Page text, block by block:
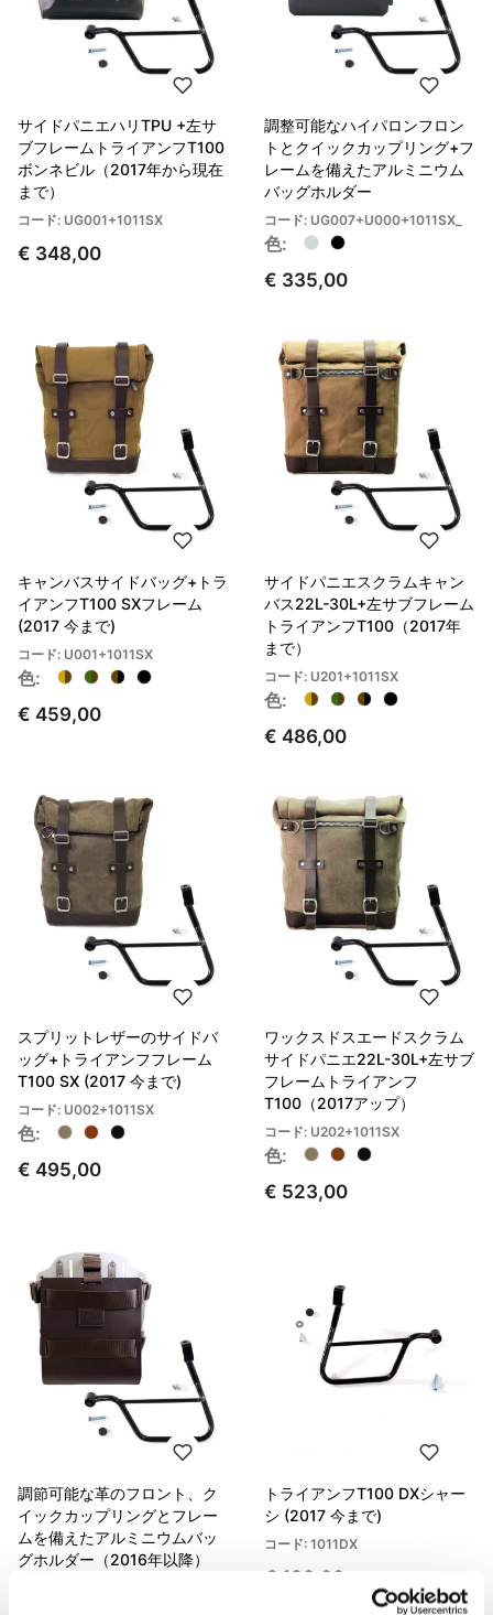
サイドパニエハリTPU +左サ
ブフレームトライアンフT100
ボンネビル（2017年から現在
まで）
コード: UG001+1011SX
€ 348,00
調整可能なハイパロンフロン
トとクイックカップリング+フ
レームを備えたアルミニウム
バッグホルダー
コード: UG007+U000+1011SX_
色:
€ 335,00
キャンバスサイドバッグ+トラ
イアンフT100 SXフレーム
(2017 今まで)
コード: U001+1011SX
色:
€ 459,00
サイドパニエスクラムキャン
バス22L-30L+左サブフレーム
トライアンフT100（2017年
まで）
コード: U201+1011SX
色:
€ 486,00
スプリットレザーのサイドバ
ッグ+トライアンフフレーム
T100 SX (2017 今まで)
コード: U002+1011SX
色:
€ 495,00
ワックスドスエードスクラム
サイドパニエ22L-30L+左サブ
フレームトライアンフ
T100（2017アップ）
コード: U202+1011SX
色:
€ 523,00
調節可能な革のフロント、ク
イックカップリングとフレー
ムを備えたアルミニウムバッ
グホルダー（2016年以降）
トライアンフT100 DXシャー
シ (2017 今まで)
コード: 1011DX
€ 180,00